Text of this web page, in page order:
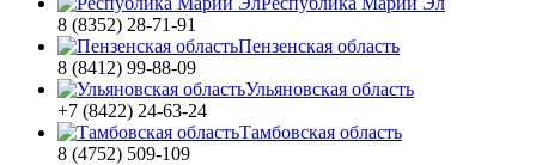
8 (8352) 28-71-91
Пензенская область
8 (8412) 99-88-09
Ульяновская область
+7 (8422) 24-63-24
Тамбовская область
8 (4752) 509-109